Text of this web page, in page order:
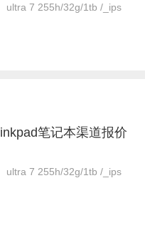
ultra 7 255h/32g/1tb /_ips
笔记本渠道报价
ultra 7 255h/32g/1tb /_ips